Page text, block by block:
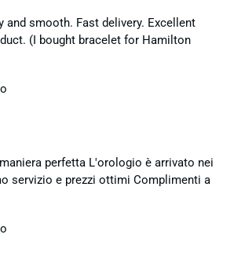
and smooth. Fast delivery. Excellent
(I bought bracelet for Hamilton
perfetta L'orologio è arrivato nei
servizio e prezzi ottimi Complimenti a